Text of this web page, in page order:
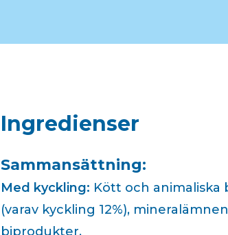
Ingredienser
Sammansättning:
Med kyckling: Kött och animaliska
(varav kyckling 12%),
biprodukter.